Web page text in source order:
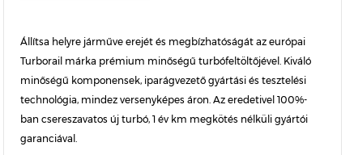
Állítsa helyre járműve erejét és megbízhatóságát az európai
Turborail márka prémium minőségű turbófeltöltőjével. Kiváló
minőségű komponensek, iparágvezető gyártási és tesztelési
technológia, mindez versenyképes áron. Az eredetivel 100%-
ban csereszavatos új turbó, 1 év km megkötés nélküli gyártói
garanciával.